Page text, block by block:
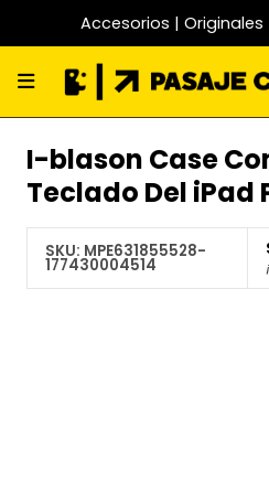
Accesorios |
I-blason Case
Teclado Del iPad
SKU: MPE631855528-
177430004514